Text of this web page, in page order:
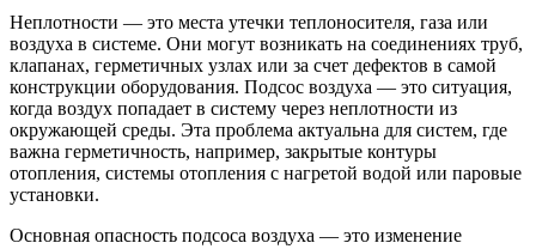
Неплотности — это места утечки теплоносителя, газа или
воздуха в системе. Они могут возникать на соединениях труб,
клапанах, герметичных узлах или за счет дефектов в самой
конструкции оборудования. Подсос воздуха — это ситуация,
когда воздух попадает в систему через неплотности из
окружающей среды. Эта проблема актуальна для систем, где
важна герметичность, например, закрытые контуры
отопления, системы отопления с нагретой водой или паровые
установки.
Основная опасность подсоса воздуха — это изменение